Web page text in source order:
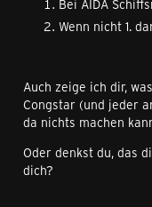
Bei AIDA
Wenn nicht 1.
Auch zeige ich dir,
Congstar (und jeder
da nichts machen
Oder denkst du, das
dich?